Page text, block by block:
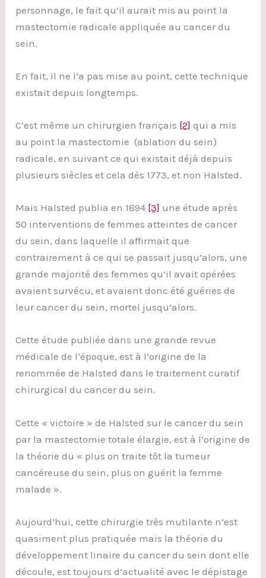
personnage, le fait qu’il aurait mis au point la
mastectomie radicale appliquée au cancer du
sein.
En fait, il ne l’a pas mise au point, cette technique
existait depuis longtemps.
C’est même un chirurgien français [2] qui a mis
au point la mastectomie (ablation du sein)
radicale, en suivant ce qui existait déjà depuis
plusieurs siècles et cela dès 1773, et non Halsted.
Mais Halsted publia en 1894 [3] une étude après
50 interventions de femmes atteintes de cancer
du sein, dans laquelle il affirmait que
contrairement à ce qui se passait jusqu’alors, une
grande majorité des femmes qu’il avait opérées
avaient survécu, et avaient donc été guéries de
leur cancer du sein, mortel jusqu’alors.
Cette étude publiée dans une grande revue
médicale de l’époque, est à l’origine de la
renommée de Halsted dans le traitement curatif
chirurgical du cancer du sein.
Cette « victoire » de Halsted sur le cancer du sein
par la mastectomie totale élargie, est à l’origine de
la théorie du « plus on traite tôt la tumeur
cancéreuse du sein, plus on guérit la femme
malade ».
Aujourd’hui, cette chirurgie très mutilante n’est
quasiment plus pratiquée mais la théorie du
développement linaire du cancer du sein dont elle
découle, est toujours d’actualité avec le dépistage